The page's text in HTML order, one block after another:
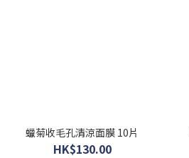
蠟菊收毛孔清涼面膜 10片
HK$130.00